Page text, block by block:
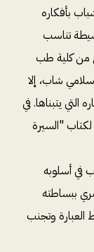
بأفكاره
تناسب
من كلية طب
شاب، إلا
يتبناها. في
"السيرة
في أسلوبه
ببساطته
العبارة وتجنب